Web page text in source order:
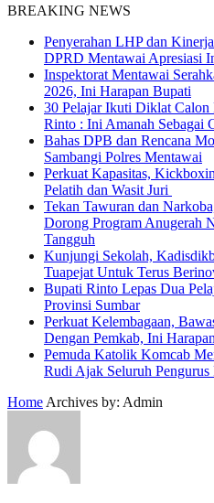
BREAKING NEWS
Penyerahan LHP dan
DPRD Mentawai Apresiasi
Inspektorat Mentawai
2026, Ini Harapan Bupati
30 Pelajar Ikuti Diklat Calon
Rinto : Ini Amanah Sebagai
Bahas DPB dan Rencana
Sambangi Polres Mentawai
Perkuat Kapasitas,
Pelatih dan Wasit Juri
Tekan Tawuran dan
Dorong Program Anugerah
Tangguh
Kunjungi Sekolah,
Tuapejat Untuk Terus
Bupati Rinto Lepas Dua
Provinsi Sumbar
Perkuat Kelembagaan,
Dengan Pemkab, Ini
Pemuda Katolik Komcab
Rudi Ajak Seluruh Pengurus
Home Archives by: Admin